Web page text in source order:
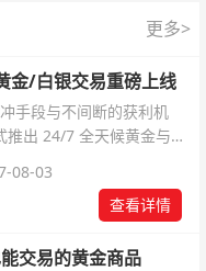
更多>
/白银交易重磅上线
手段与不间断的获利机
出 24/7 全天候黄金与白
08-03
查看详情
交易的黄金商品